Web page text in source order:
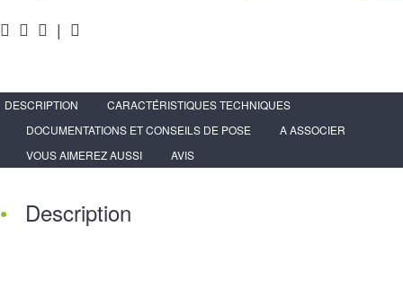
|
DESCRIPTION
CARACTÉRISTIQUES TECHNIQUES
DOCUMENTATIONS ET CONSEILS DE POSE
A ASSOCIER
VOUS AIMEREZ AUSSI
AVIS
Description